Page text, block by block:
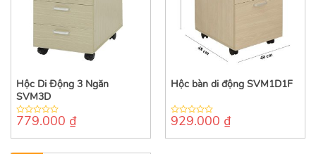
Hộc Di Động 3 Ngăn
SVM3D
0
of
779.000 ₫
Hộc bàn di động SVM1D1F
0
of
929.000 ₫